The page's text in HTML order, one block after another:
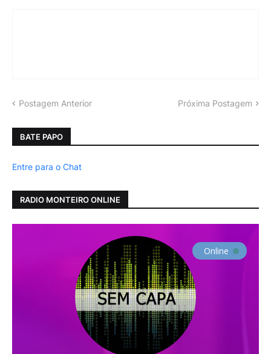
Postagem Anterior Próxima Postagem
BATE PAPO
Entre para o Chat
RADIO MONTEIRO ONLINE